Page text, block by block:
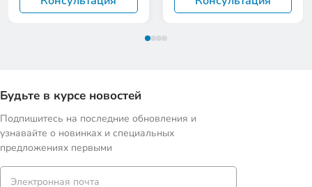
Будьте в курсе новостей
Подпишитесь на последние обновления и
узнавайте о новинках и специальных
предложениях первыми